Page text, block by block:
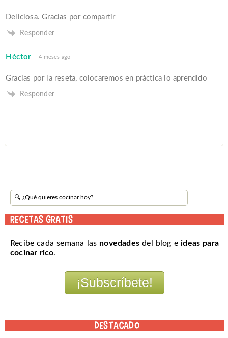
Deliciosa. Gracias por compartir
Responder
Héctor 4 meses ago
Gracias por la reseta, colocaremos en práctica lo aprendido
Responder
RECETAS GRATIS
Recibe cada semana las novedades del blog eideas para
cocinar rico.
DESTACADO